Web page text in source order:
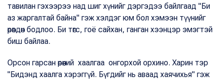
тавилан гэхээрээ над шиг хүнийг дэргэдээ байлгаад "Би
аз жаргалтай байна" гэж хэлдэг юм бол хэмээн түүнийг
өрөвдөн бодлоо. Би төгс, гоё сайхан, ганган хээнцэр эмэгтэй
биш байлаа.
Орсон гарсан өрөөний хаалгаа онгорхой орхино. Харин тэр
"Бидэнд хаалга хэрэггүй. Бүгдийг нь аваад хаячихья" гэж